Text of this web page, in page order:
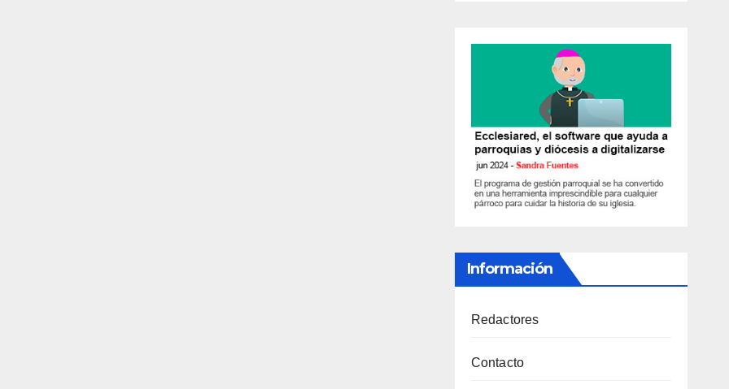
Información
Redactores
Contacto